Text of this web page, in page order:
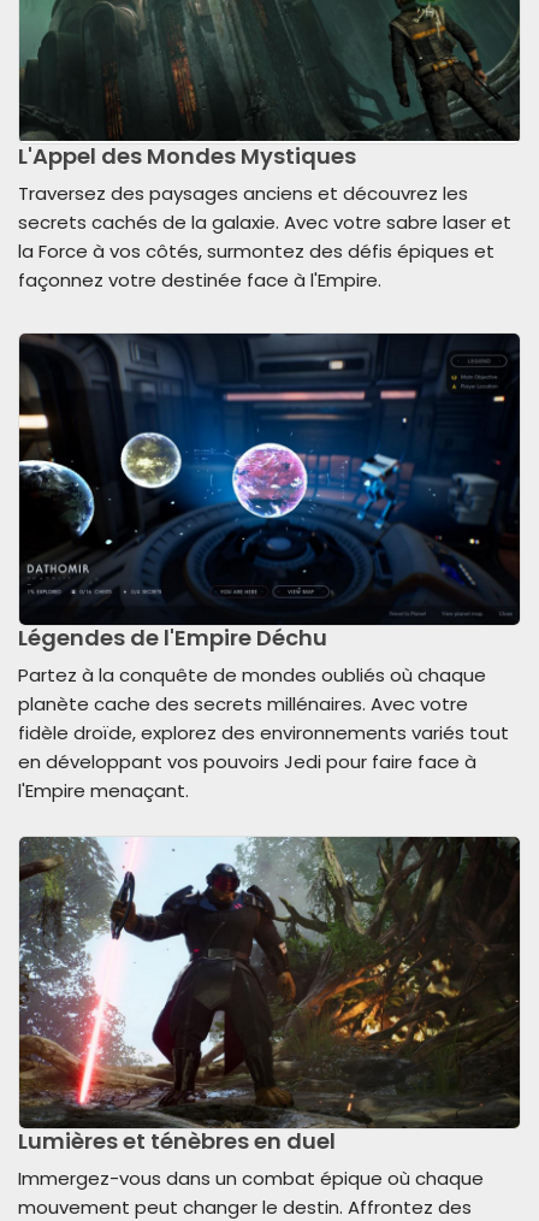
L'Appel des Mondes Mystiques
Traversez des paysages anciens et découvrez les
secrets cachés de la galaxie. Avec votre sabre laser et
la Force à vos côtés, surmontez des défis épiques et
façonnez votre destinée face à l'Empire.
Légendes de l'Empire Déchu
Partez à la conquête de mondes oubliés où chaque
planète cache des secrets millénaires. Avec votre
fidèle droïde, explorez des environnements variés tout
en développant vos pouvoirs Jedi pour faire face à
l'Empire menaçant.
Lumières et ténèbres en duel
Immergez-vous dans un combat épique où chaque
mouvement peut changer le destin. Affrontez des